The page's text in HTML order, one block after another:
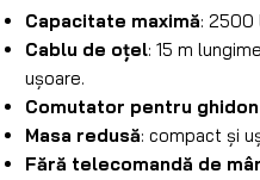
Capacitate maximă: 2500
Cablu de oțel: 15 m
ușoare.
Comutator pentru
Masa redusă: compact și
Fără telecomandă de